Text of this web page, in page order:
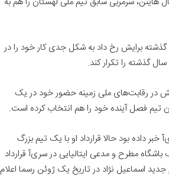
گذشته برایش رخ داد به شکل جدی کار خود را در
گذشته را تکرار کند.
در رقابت‌های ملی زمینه حضور خود در یک
تیم فصل آینده خود را هم انتخاب کرده است.
داده بود حالا قرارداد او با یک تیم بزرگ
مطرح و مدعی ایتالیایی در سری‌آ قرارداد
اسماعیل نژاد در تاریخ یک ژوئن رسما اعلام